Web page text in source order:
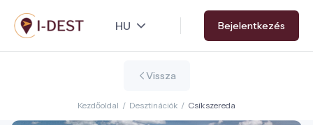
Ugrás
a
tartalomra
Bejelentkezés
Vissza
Kezdőoldal / Desztinációk / Csíkszereda